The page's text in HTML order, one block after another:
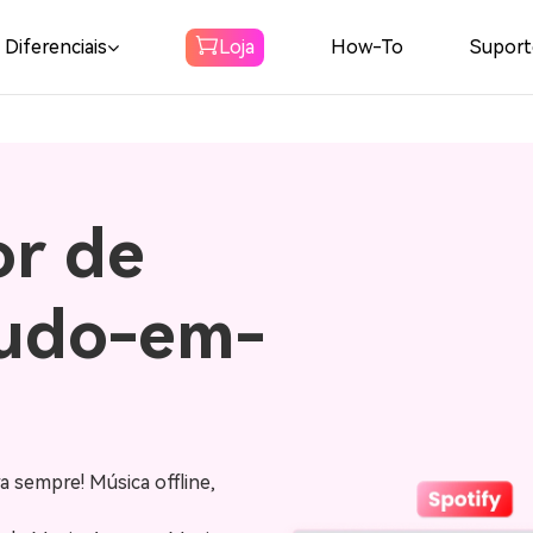
Diferenciais
Amazon Music
Loja How-To
de
e Mac. Com alguns
música favorita sem